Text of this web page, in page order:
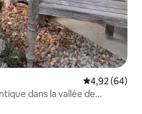
Note
4,92 (64)
dans la vallée de